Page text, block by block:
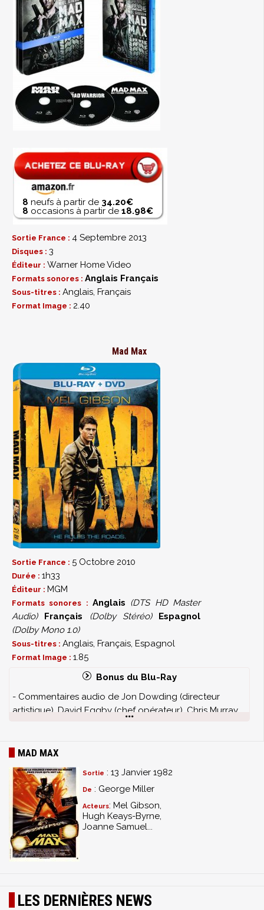
8 neufs à partir de 34.20€
8 occasions à partir de 18.98€
Sortie France : 4 Septembre 2013
Disques : 3
Éditeur : Warner Home Video
Formats sonores : Anglais Français
Sous-titres : Anglais, Français
Format Image : 2.40
Mad Max
Sortie France : 5 Octobre 2010
Durée : 1h33
Éditeur : MGM
Formats sonores : Anglais (DTS HD Master
Audio)
Français (Dolby Stéréo)
Espagnol
(Dolby Mono 1.0)
Sous-titres : Anglais, Français, Espagnol
Format Image : 1.85
Bonus du Blu-Ray
- Commentaires audio de Jon Dowding (directeur
artistique), David Eggby (chef opérateur), Chris Murray
- Documentaire : “Mad Max: The Film Phenomenon”
- La piste son australienne d'origine
- Deux bandes annonces
- Spots TV
MAD MAX
Sortie : 13 Janvier 1982
De : George Miller
Acteurs: Mel Gibson,
Hugh Keays-Byrne,
Joanne Samuel...
LES DERNIÈRES NEWS